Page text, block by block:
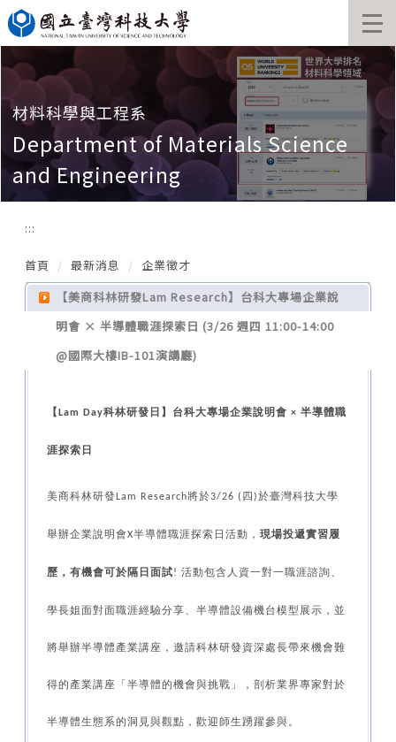
跳
到
主
要
內
容
區
材料科學與工程系
Department of Materials Science
and Engineering
:::
首頁 最新消息
企業徵才
【美商科林研發Lam Research】台科大專場企業說
明會 × 半導體職涯探索日 (3/26 週四 11:00-14:00
@國際大樓IB-101演講廳)
【 Lam Day科林研發日】台科大專場企業說明會 × 半導體職
涯探索日
美商科林研發 Lam Research將於3/26 ( 四 )於臺灣科技大學
舉辦企業說明會X半導體職涯探索日活動， 現場投遞實習履
歷，有機會可於隔日面試! 活動包含人資一對一職涯諮詢、
學長姐面對面職涯經驗分享、半導體設備機台模型展示，並
將舉辦半導體產業講座，邀請科林研發資深處長帶來機會難
得的產業講座「半導體的機會與挑戰」，剖析業界專家對於
半導體生態系的洞見與觀點，歡迎師生踴躍參與。